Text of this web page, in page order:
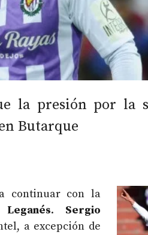
la presión por la
Butarque
continuar con la
Leganés. Sergio
a excepción de